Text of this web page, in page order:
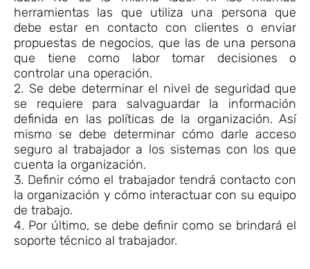
herramientas las que utiliza una persona que
debe estar en contacto con clientes o enviar
propuestas de negocios, que las de una persona
que tiene como labor tomar decisiones o
controlar una operación.
2. Se debe determinar el nivel de seguridad que
se requiere para salvaguardar la información
definida en las políticas de la organización. Así
mismo se debe determinar cómo darle acceso
seguro al trabajador a los sistemas con los que
cuenta la organización.
3. Definir cómo el trabajador tendrá contacto con
la organización y cómo interactuar con su equipo
de trabajo.
4. Por último, se debe definir como se brindará el
soporte técnico al trabajador.